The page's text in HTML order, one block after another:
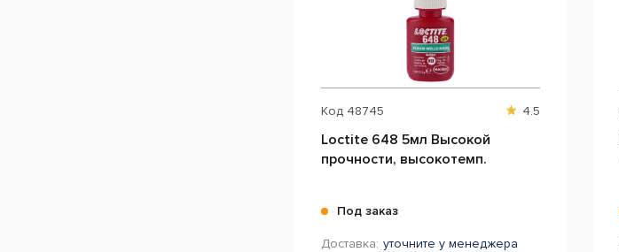
Код 48745 4.5
Loctite 648 5мл Высокой
прочности, высокотемп.
Под заказ
Доставка: уточните у менеджера